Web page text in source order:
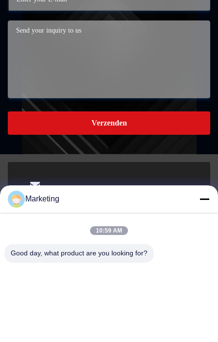
Verzenden
E-mail
0086-755-84567286
Marketing
10:59 AM
Good day, what product are you looking for?